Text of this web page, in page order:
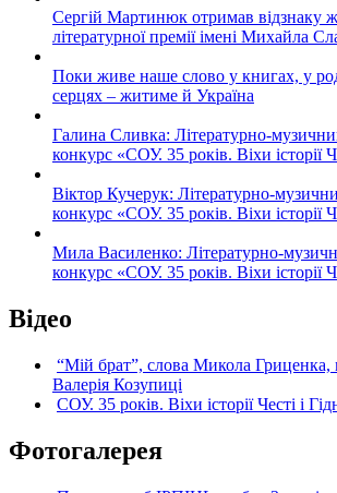
Сергій Мартинюк отримав відзнаку
літературної премії імені Михайла
Поки живе наше слово у книгах, у
серцях – житиме й Україна
Галина Сливка: Літературно-
конкурс «СОУ. 35 років. Віхи історії
Віктор Кучерук: Літературно-
конкурс «СОУ. 35 років. Віхи історії
Мила Василенко: Літературно-
конкурс «СОУ. 35 років. Віхи історії
Відео
“Мій брат”, слова Микола Гриценка,
Валерія Козупиці
СОУ. 35 років. Віхи історії Честі і
Фотогалерея